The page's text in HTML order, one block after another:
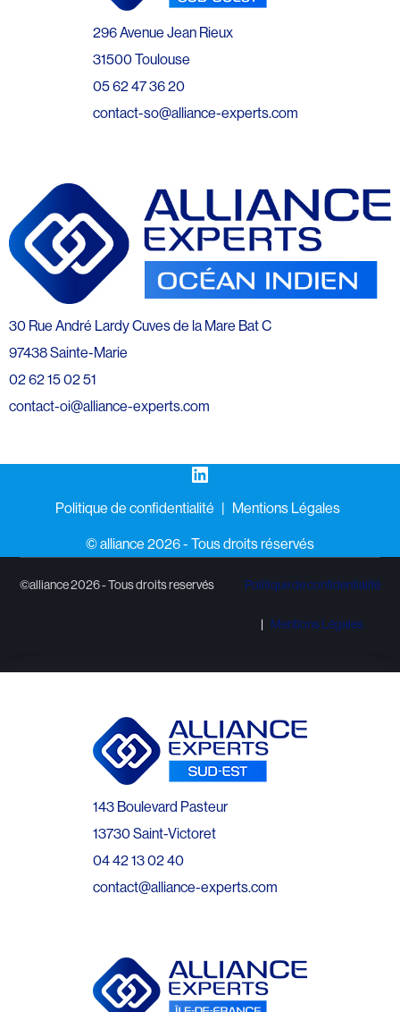
296 Avenue Jean Rieux
31500 Toulouse
05 62 47 36 20
contact-so@alliance-experts.com
30 Rue André Lardy Cuves de la Mare Bat C
97438 Sainte-Marie
02 62 15 02 51
contact-oi@alliance-experts.com
LinkedIn
Politique de confidentialité
Mentions Légales
©️ alliance 2026 - Tous droits réservés
©alliance 2026 - Tous droits reservés Politique de confidentialité
Mentions Légales
143 Boulevard Pasteur
13730 Saint-Victoret
04 42 13 02 40
contact@alliance-experts.com